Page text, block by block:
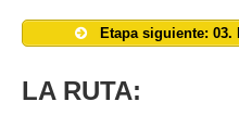
Etapa siguiente:
LA RUTA: